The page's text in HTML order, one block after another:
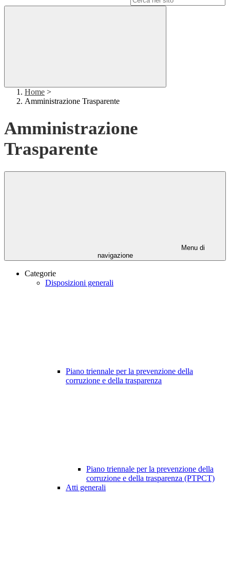
Home >
Amministrazione Trasparente
Amministrazione
Trasparente
Menu di
navigazione
Categorie
Disposizioni generali
Piano triennale per la prevenzione della
corruzione e della trasparenza
Piano triennale per la prevenzione della
corruzione e della trasparenza (PTPCT)
Atti generali